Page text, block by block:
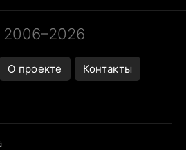
в океанариуме
2006–2026
О проекте Контакты